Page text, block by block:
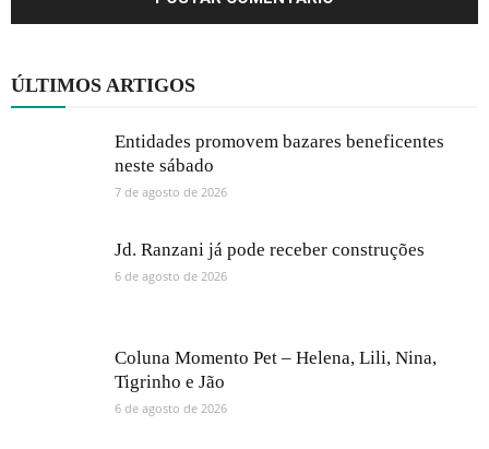
ÚLTIMOS ARTIGOS
Entidades promovem bazares beneficentes
neste sábado
7 de agosto de 2026
Jd. Ranzani já pode receber construções
6 de agosto de 2026
Coluna Momento Pet – Helena, Lili, Nina,
Tigrinho e Jão
6 de agosto de 2026